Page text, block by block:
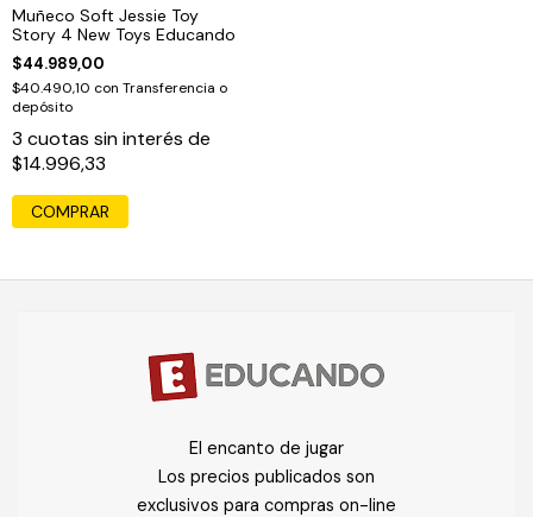
Muñeco Soft Jessie Toy
Story 4 New Toys Educando
$44.989,00
$40.490,10 con Transferencia o
depósito
3 cuotas sin interés de
$14.996,33
El encanto de jugar
Los precios publicados son
exclusivos para compras on-line